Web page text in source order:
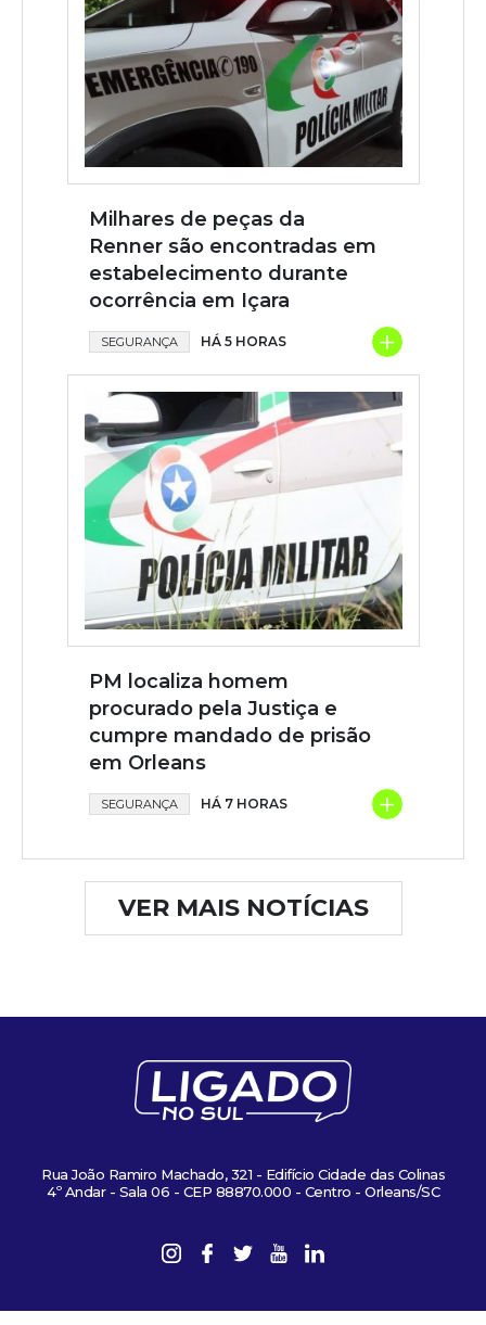
Milhares de peças da
Renner são encontradas em
estabelecimento durante
ocorrência em Içara
SEGURANÇA HÁ 5 HORAS +
PM localiza homem
procurado pela Justiça e
cumpre mandado de prisão
em Orleans
SEGURANÇA HÁ 7 HORAS +
VER MAIS NOTÍCIAS
Rua João Ramiro Machado, 321 - Edifício Cidade das Colinas
4º Andar - Sala 06 - CEP 88870.000 - Centro - Orleans/SC